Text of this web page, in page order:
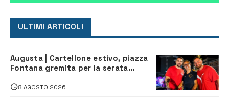
ULTIMI ARTICOLI
Augusta | Cartellone estivo, piazza
Fontana gremita per la serata
8 AGOSTO 2026